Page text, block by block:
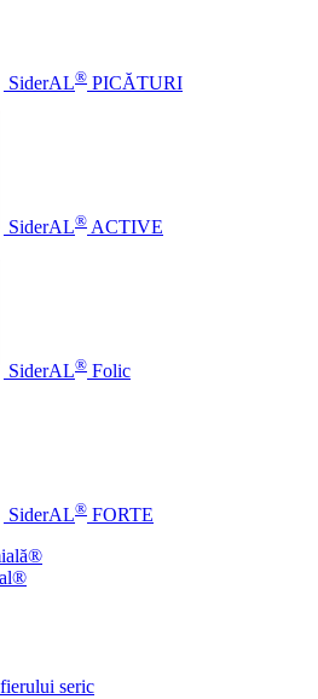
SiderAL® PICĂTURI
SiderAL® ACTIVE
SiderAL® Folic
SiderAL® FORTE
seric